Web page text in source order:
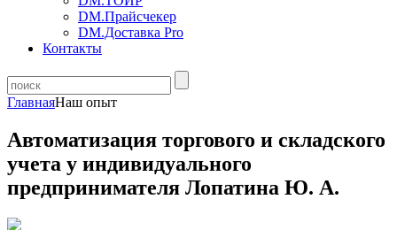
DM.Прайсчекер
DM.Доставка Pro
Контакты
ГлавнаяНаш опыт
Автоматизация торгового и складского
учета у индивидуального
предпринимателя Лопатина Ю. А.